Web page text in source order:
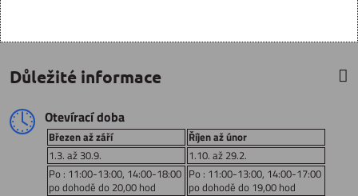
Důležité informace
Otevírací doba
Březen až září
Říjen až únor
1.3. až 30.9.
1.10. až 29.2.
Po : 11:00-13:00, 14:00-18:00
po dohodě do 20,00 hod
Po : 11:00-13:00, 14:00-17:00
po dohodě do 19,00 hod